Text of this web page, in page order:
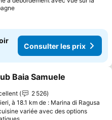
Consulter les prix
à mes favoris
Baia Samuele
2 526
à 18.1 km de : Marina di Ragusa
variée avec des options